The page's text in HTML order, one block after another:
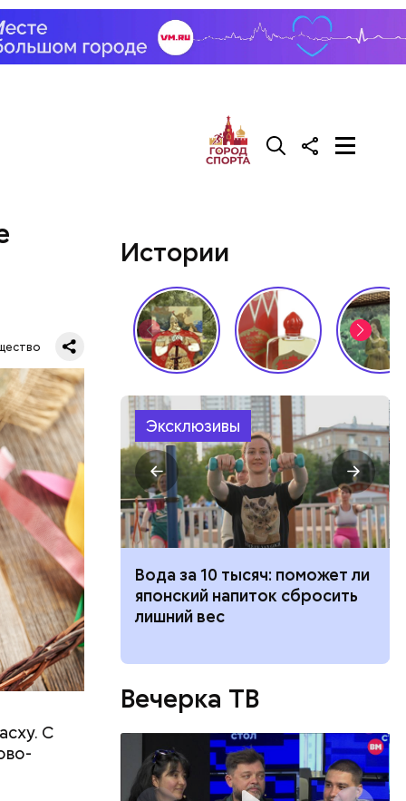
С
со
и
это
Истории
Эксклюзивы
какие
в
ее есть
Вода за 10 тысяч: поможет ли
японский напиток сбросить
лишний вес
Вечерка ТВ